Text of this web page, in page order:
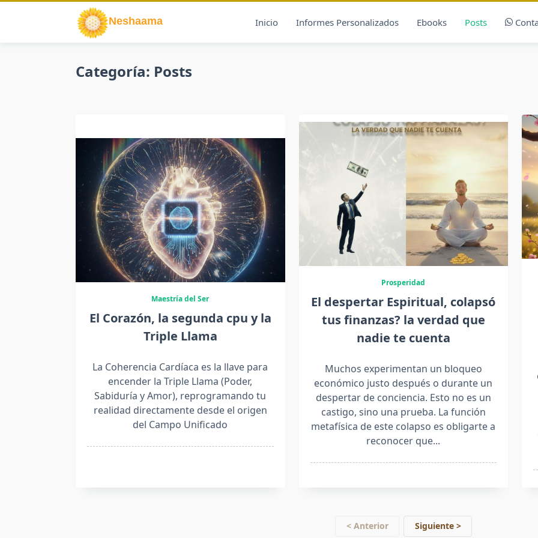
Inicio Informes Personalizados Ebooks Posts
Categoría: Posts
Maestría del Ser
El Corazón, la segunda cpu y la
Triple Llama
La Coherencia Cardíaca es la llave para
encender la Triple Llama (Poder,
Sabiduría y Amor), reprogramando tu
realidad directamente desde el origen
del Campo Unificado
Prosperidad
El despertar Espiritual, colapsó
tus finanzas? la verdad que
nadie te cuenta
Muchos experimentan un bloqueo
económico justo después o durante un
despertar de conciencia. Esto no es un
castigo, sino una prueba. La función
metafísica de este colapso es obligarte a
reconocer que...
< Anterior Siguiente >